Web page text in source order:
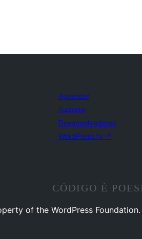
Aprender
Suporte
Desenvolvedores
WordPress.tv ↗
CÓDIGO É
of the WordPress Foundation.